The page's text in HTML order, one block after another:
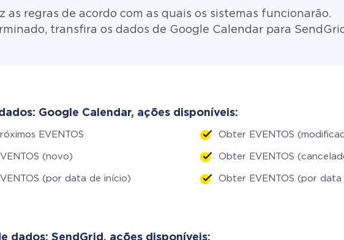
as regras de acordo com as quais os sistemas funcionarão.
transfira os dados de Google Calendar para
Google Calendar, ações disponíveis:
EVENTOS Obter EVENTOS
(novo) Obter EVENTOS
(por data de início) Obter EVENTOS (por
dados: SendGrid, ações disponíveis: